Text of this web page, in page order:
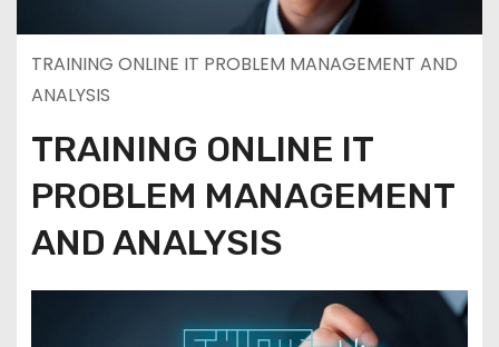
TRAINING ONLINE IT PROBLEM MANAGEMENT AND
ANALYSIS
TRAINING ONLINE IT
PROBLEM MANAGEMENT
AND ANALYSIS